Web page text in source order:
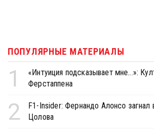
ПОПУЛЯРНЫЕ МАТЕРИАЛЫ
1
«Интуиция подсказывает мне...»:
Ферстаппена
2
F1-Insider: Фернандо Алонсо загнал
Цолова